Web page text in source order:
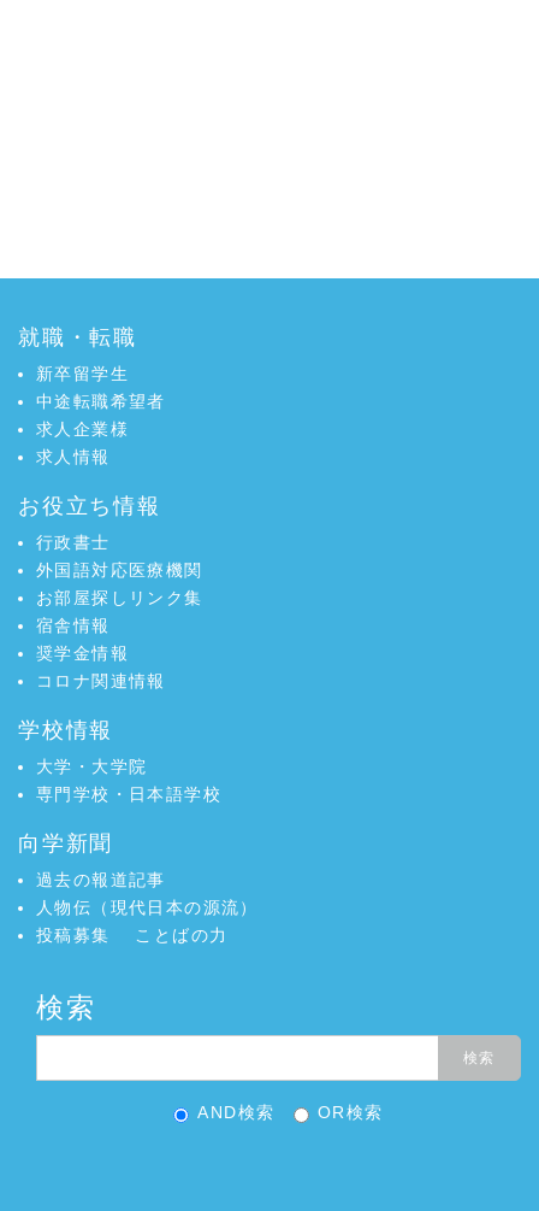
就職・転職
新卒留学生
中途転職希望者
求人企業様
求人情報
お役立ち情報
行政書士
外国語対応医療機関
お部屋探しリンク集
宿舎情報
奨学金情報
コロナ関連情報
学校情報
大学・大学院
専門学校・日本語学校
向学新聞
過去の報道記事
人物伝（現代日本の源流）
投稿募集
ことばの力
検索
AND検索 OR検索